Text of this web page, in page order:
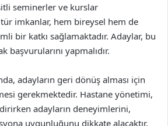
seminerler ve kurslar
imkanlar, hem bireysel hem de
bir katkı sağlamaktadır. Adaylar, bu
başvurularını yapmalıdır.
adayların geri dönüş alması için
gerekmektedir. Hastane yönetimi,
adayların deneyimlerini,
uygunluğunu dikkate alacaktır.